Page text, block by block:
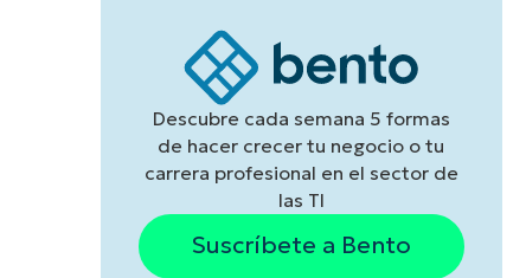
Descubre cada semana 5 formas
de hacer crecer tu negocio o tu
carrera profesional en el sector de
las TI
Suscríbete a Bento